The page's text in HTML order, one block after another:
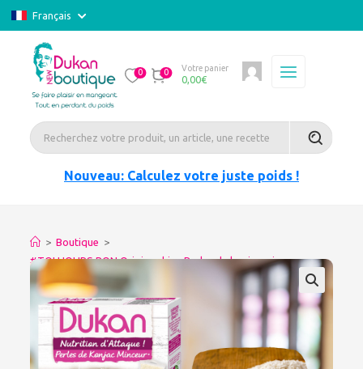
Français
0 0 Votre panier
0,00€
Nouveau: Calculez votre juste poids !
> Boutique >
#TOUJOURS BON Origine chine Perles de konjac minceur-sec
100gr pour Riz gluant SEULEMENT EMBALLAGE ABIME